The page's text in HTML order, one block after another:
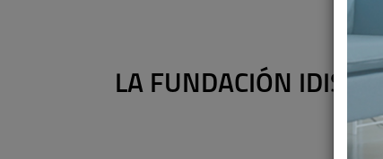
LA FUNDACIÓN IDIS